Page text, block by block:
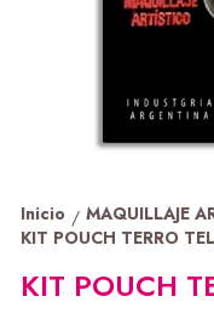
Inicio / MAQUILLAJE
KIT POUCH TERRO
KIT POUCH